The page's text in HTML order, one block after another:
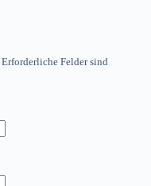
Erforderliche Felder sind